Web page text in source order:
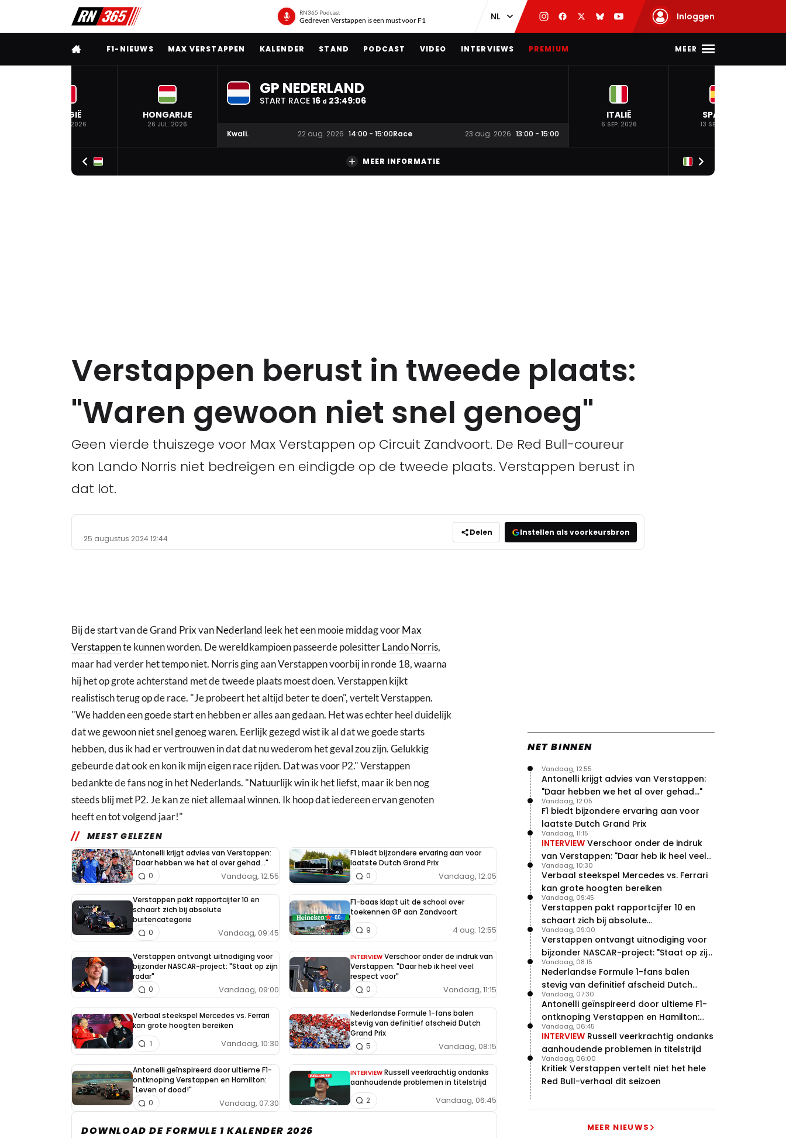
RN365 Podcast
Gedreven Verstappen is een must voor F1 Inloggen
VOLLEDIG MENU
F1-NIEUWS MAX VERSTAPPEN KALENDER STAND PODCAST VIDEO INTERVIEWS PREMIUM MEER
BELGIË
19 JUL. 2026
HONGARIJE
26 JUL. 2026
GP NEDERLAND
START RACE 16 d 23:49:05
Kwali. 22 aug. 2026 14:00 - 15:00Race 23 aug. 2026 13:00 - 15:00
ITALIË
6 SEP. 2026
SPANJE
13 SEP. 2026
MEER INFORMATIE
Verstappen berust in tweede plaats:
"Waren gewoon niet snel genoeg"
Geen vierde thuiszege voor Max Verstappen op Circuit Zandvoort. De Red Bull-coureur
kon Lando Norris niet bedreigen en eindigde op de tweede plaats. Verstappen berust in
dat lot.
25 augustus 2024 12:44
Delen Instellen als voorkeursbron
Bij de start van de Grand Prix vanNederland leek het een mooie middag voorMax
Verstappente kunnen worden. De wereldkampioen passeerde polesitterLando Norris,
maar had verder het tempo niet. Norris ging aan Verstappen voorbij in ronde 18, waarna
hij het op grote achterstand met de tweede plaats moest doen. Verstappen kijkt
realistisch terug op de race. "Je probeert het altijd beter te doen", vertelt Verstappen.
"We hadden een goede start en hebben er alles aan gedaan. Het was echter heel duidelijk
dat we gewoon niet snel genoeg waren. Eerlijk gezegd wist ik al dat we goede starts
hebben, dus ik had er vertrouwen in dat dat nu wederom het geval zou zijn. Gelukkig
gebeurde dat ook en kon ik mijn eigen race rijden. Dat was voor P2." Verstappen
bedankte de fans nog in het Nederlands. "Natuurlijk win ik het liefst, maar ik ben nog
steeds blij met P2. Je kan ze niet allemaal winnen. Ik hoop dat iedereen ervan genoten
heeft en tot volgend jaar!"
MEEST GELEZEN
Antonelli krijgt advies van Verstappen:
"Daar hebben we het al over gehad..."
Vandaag, 12:55
0
F1 biedt bijzondere ervaring aan voor
laatste Dutch Grand Prix
Vandaag, 12:05
0
Verstappen pakt rapportcijfer 10 en
schaart zich bij absolute
buitencategorie
Vandaag, 09:45
0
F1-baas klapt uit de school over
toekennen GP aan Zandvoort
4 aug. 12:55
9
Verstappen ontvangt uitnodiging voor
bijzonder NASCAR-project: "Staat op zijn
radar"
Vandaag, 09:00
0
INTERVIEW Verschoor onder de indruk van
Verstappen: "Daar heb ik heel veel
respect voor"
Vandaag, 11:15
0
Verbaal steekspel Mercedes vs. Ferrari
kan grote hoogten bereiken
Vandaag, 10:30
1
Nederlandse Formule 1-fans balen
stevig van definitief afscheid Dutch
Grand Prix
Vandaag, 08:15
5
Antonelli geïnspireerd door ultieme F1-
ontknoping Verstappen en Hamilton:
"Leven of dood!"
Vandaag, 07:30
0
INTERVIEW Russell veerkrachtig ondanks
aanhoudende problemen in titelstrijd
Vandaag, 06:45
2
DOWNLOAD DE FORMULE 1 KALENDER 2026
NET BINNEN
Antonelli krijgt advies van Verstappen:
"Daar hebben we het al over gehad..."
Vandaag, 12:55
F1 biedt bijzondere ervaring aan voor
laatste Dutch Grand Prix
Vandaag, 12:05
INTERVIEW Verschoor onder de indruk
van Verstappen: "Daar heb ik heel veel
respect voor"
Vandaag, 11:15
Verbaal steekspel Mercedes vs. Ferrari
kan grote hoogten bereiken
Vandaag, 10:30
Verstappen pakt rapportcijfer 10 en
schaart zich bij absolute
buitencategorie
Vandaag, 09:45
Verstappen ontvangt uitnodiging voor
bijzonder NASCAR-project: "Staat op zijn
radar"
Vandaag, 09:00
Nederlandse Formule 1-fans balen
stevig van definitief afscheid Dutch
Grand Prix
Vandaag, 08:15
Antonelli geïnspireerd door ultieme F1-
ontknoping Verstappen en Hamilton:
"Leven of dood!"
Vandaag, 07:30
INTERVIEW Russell veerkrachtig ondanks
aanhoudende problemen in titelstrijd
Vandaag, 06:45
Kritiek Verstappen vertelt niet het hele
Red Bull-verhaal dit seizoen
Vandaag, 06:00
MEER NIEUWS